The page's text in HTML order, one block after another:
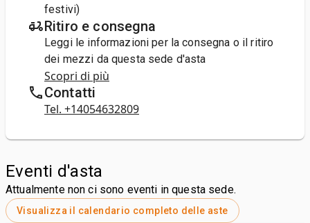
festivi)
Ritiro e consegna
Leggi le informazioni per la consegna o il ritiro
dei mezzi da questa sede d'asta
Scopri di più
Contatti
Tel. +14054632809
Eventi d'asta
Attualmente non ci sono eventi in questa sede.
Visualizza il calendario completo delle aste